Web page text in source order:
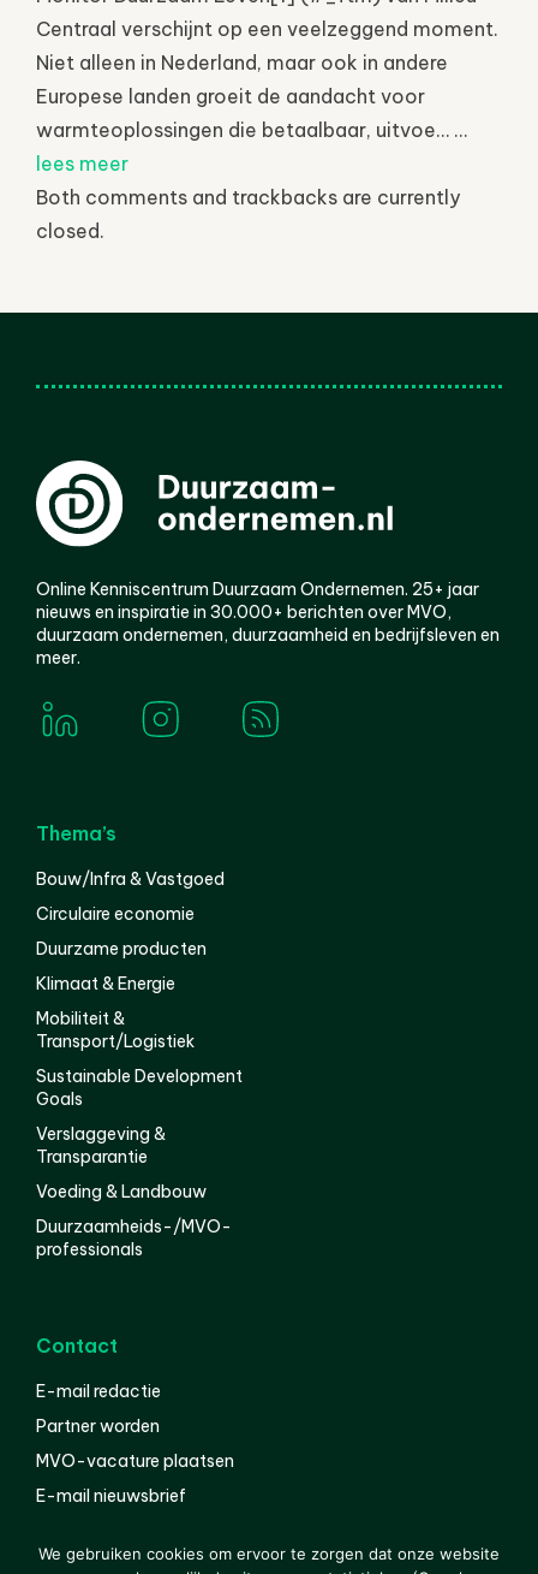
Centraal verschijnt op een veelzeggend moment.
Niet alleen in Nederland, maar ook in andere
Europese landen groeit de aandacht voor
warmteoplossingen die betaalbaar, uitvoe… ...
lees meer
Both comments and trackbacks are currently
closed.
Online Kenniscentrum Duurzaam Ondernemen. 25+ jaar
nieuws en inspiratie in 30.000+ berichten over MVO,
duurzaam ondernemen, duurzaamheid en bedrijfsleven en
meer.
Thema’s
Bouw/Infra & Vastgoed
Circulaire economie
Duurzame producten
Klimaat & Energie
Mobiliteit &
Transport/Logistiek
Sustainable Development
Goals
Verslaggeving &
Transparantie
Voeding & Landbouw
Duurzaamheids-/MVO-
professionals
Contact
E-mail redactie
Partner worden
MVO-vacature plaatsen
E-mail nieuwsbrief
We gebruiken cookies om ervoor te zorgen dat onze website